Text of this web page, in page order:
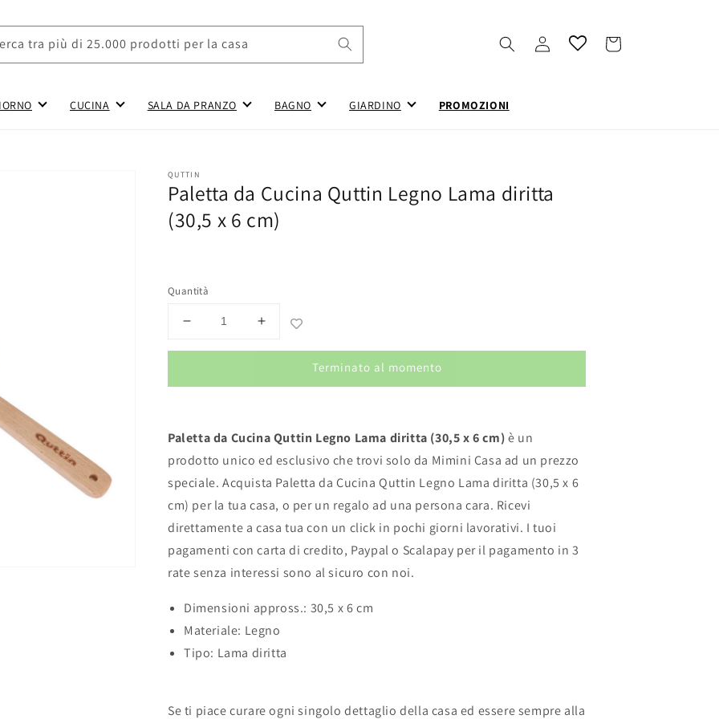
CUCINA SALA DA PRANZO BAGNO GIARDINO PROMOZIONI
tra più di 25.000 prodotti per la casa Accedi Carrello
QUTTIN
Paletta da Cucina Quttin Legno Lama diritta
(30,5 x 6 cm)
Quantità
Terminato al momento
Paletta da Cucina Quttin Legno Lama diritta (30,5 x 6 cm)è un
prodotto unico ed esclusivo che trovi solo da Mimini Casa ad un prezzo
speciale. Acquista Paletta da Cucina Quttin Legno Lama diritta (30,5 x 6
cm) per la tua casa, o per un regalo ad una persona cara. Ricevi
direttamente a casa tua con un click in pochi giorni lavorativi. I tuoi
pagamenti con carta di credito, Paypal o Scalapay per il pagamento in 3
rate senza interessi sono al sicuro con noi.
Dimensioni appross.: 30,5 x 6 cm
Materiale: Legno
Tipo: Lama diritta
Se ti piace curare ogni singolo dettaglio della casa ed essere sempre alla